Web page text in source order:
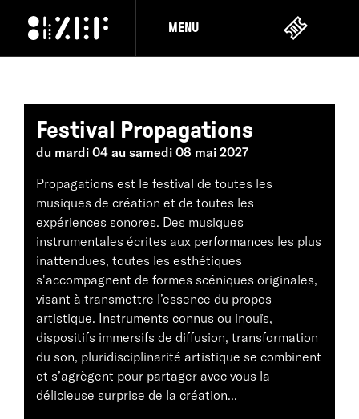
MENU
Festival Propagations
du mardi 04 au samedi 08 mai 2027
Propagations est le festival de toutes les
musiques de création et de toutes les
expériences sonores. Des musiques
instrumentales écrites aux performances les plus
inattendues, toutes les esthétiques
s'accompagnent de formes scéniques originales,
visant à transmettre l’essence du propos
artistique. Instruments connus ou inouïs,
dispositifs immersifs de diffusion, transformation
du son, pluridisciplinarité artistique se combinent
et s’agrègent pour partager avec vous la
délicieuse surprise de la création...